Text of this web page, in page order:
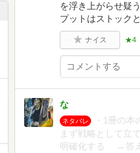
を浮き上がらせ疑
プットはストック
ナイス ★4
な
ネタバレ
・1冊の
まず戦略として立
明確化する →答え